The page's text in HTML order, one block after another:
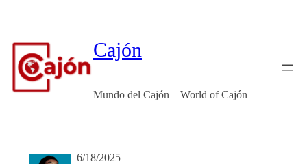
Cajón
Mundo del Cajón – World of Cajón
6/18/2025